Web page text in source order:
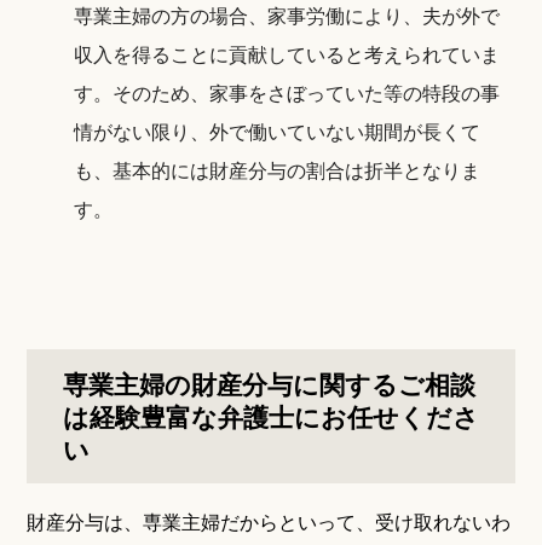
専業主婦の方の場合、家事労働により、夫が外で
収入を得ることに貢献していると考えられていま
す。そのため、家事をさぼっていた等の特段の事
情がない限り、外で働いていない期間が長くて
も、基本的には財産分与の割合は折半となりま
す。
専業主婦の財産分与に関するご相談
は経験豊富な弁護士にお任せくださ
い
財産分与は、専業主婦だからといって、受け取れないわ